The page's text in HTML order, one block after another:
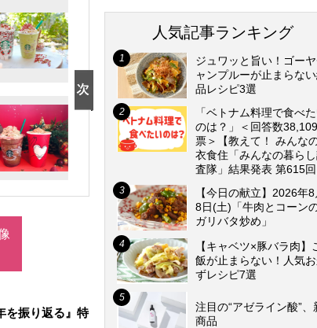
を振り返る』特
人気記事ランキング
ジュワッと旨い！ゴー
ャンプルーが止まらな
品レシピ3選
「ベトナム料理で食べ
のは？」＜回答数38,109
票＞【教えて！ みんな
衣食住「みんなの暮らし
査隊」結果発表 第615回
【今日の献立】2026年8
8日(土)「牛肉とコーン
ガリバタ炒め」
【キャベツ×豚バラ肉】
飯が止まらない！人気
ずレシピ7選
注目の“アゼライン酸”、
商品